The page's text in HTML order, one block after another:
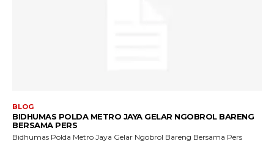
BLOG
BIDHUMAS POLDA METRO JAYA GELAR NGOBROL BARENG
BERSAMA PERS
Bidhumas Polda Metro Jaya Gelar Ngobrol Bareng Bersama Pers